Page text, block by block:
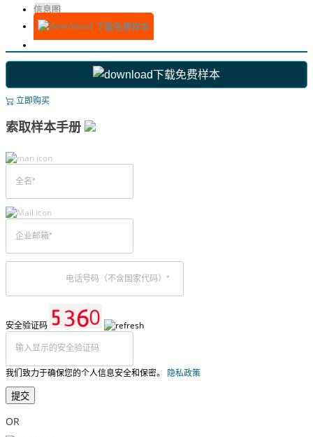
信息图
下载免费样本
下载免费样本
立即购买
索取样本手册
安全验证码
我们致力于确保您的个人信息安全和保密。 隐私政策
提交
OR